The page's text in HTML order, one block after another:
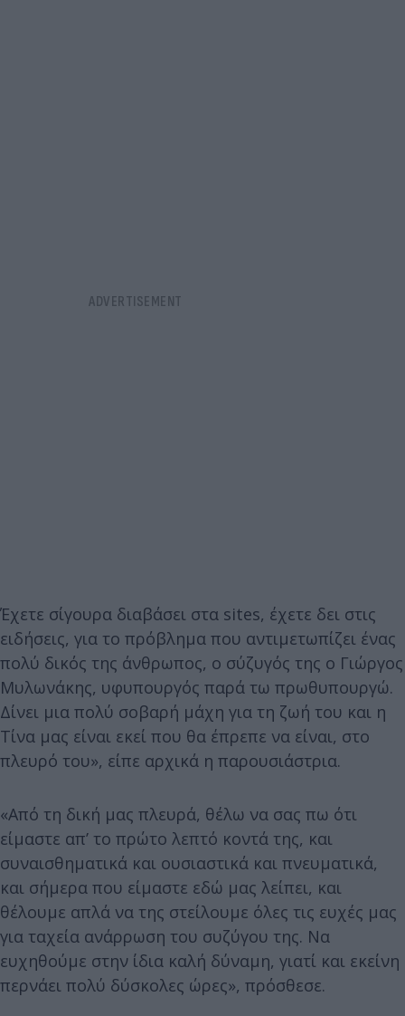
Έχετε σίγουρα διαβάσει στα sites, έχετε δει στις
ειδήσεις, για το πρόβλημα που αντιμετωπίζει ένας
πολύ δικός της άνθρωπος, ο σύζυγός της ο Γιώργος
Μυλωνάκης, υφυπουργός παρά τω πρωθυπουργώ.
Δίνει μια πολύ σοβαρή μάχη για τη ζωή του και η
Τίνα μας είναι εκεί που θα έπρεπε να είναι, στο
πλευρό του», είπε αρχικά η παρουσιάστρια.
«Από τη δική μας πλευρά, θέλω να σας πω ότι
είμαστε απ’ το πρώτο λεπτό κοντά της, και
συναισθηματικά και ουσιαστικά και πνευματικά,
και σήμερα που είμαστε εδώ μας λείπει, και
θέλουμε απλά να της στείλουμε όλες τις ευχές μας
για ταχεία ανάρρωση του συζύγου της. Να
ευχηθούμε στην ίδια καλή δύναμη, γιατί και εκείνη
περνάει πολύ δύσκολες ώρες», πρόσθεσε.